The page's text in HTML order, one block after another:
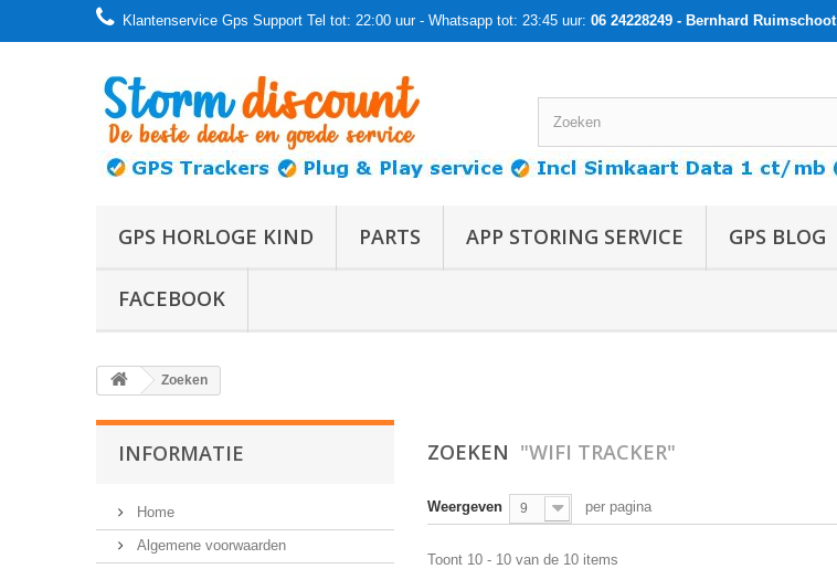
Klantenservice Gps Support Tel tot: 22:00 uur - Whatsapp tot: 23:45 uur: 06 24228249 - Bernhard Ruimschoot
GPS HORLOGE KIND PARTS APP STORING SERVICE GPS BLOG
FACEBOOK
Zoeken
INFORMATIE
Home
Algemene voorwaarden
ZOEKEN "WIFI TRACKER"
Weergeven 9 per pagina
Toont 10 - 10 van de 10 items